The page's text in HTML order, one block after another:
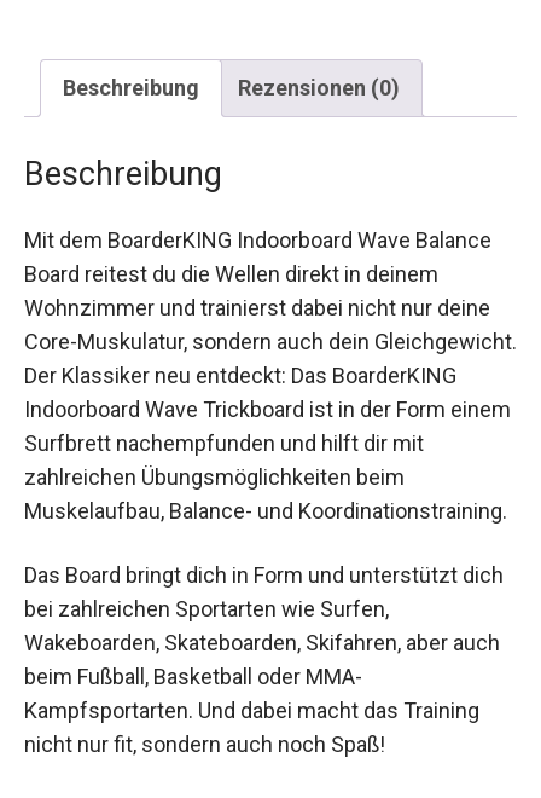
Beschreibung Rezensionen (0)
Beschreibung
Mit dem BoarderKING Indoorboard Wave Balance
Board reitest du die Wellen direkt in deinem
Wohnzimmer und trainierst dabei nicht nur deine
Core-Muskulatur, sondern auch dein
Gleichgewicht. Der Klassiker neu entdeckt: Das
BoarderKING Indoorboard Wave Trickboard ist in
der Form einem Surfbrett nachempfunden und
hilft dir mit zahlreichen Übungsmöglichkeiten
beim Muskelaufbau, Balance- und
Koordinationstraining.
Das Board bringt dich in Form und unterstützt
dich bei zahlreichen Sportarten wie Surfen,
Wakeboarden, Skateboarden, Skifahren, aber
auch beim Fußball, Basketball oder MMA-
Kampfsportarten. Und dabei macht das Training